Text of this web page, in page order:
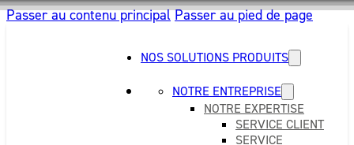
Passer au contenu principal Passer au pied de page
NOS SOLUTIONS PRODUITS
NOTRE ENTREPRISE
NOTRE EXPERTISE
SERVICE CLIENT
SERVICE